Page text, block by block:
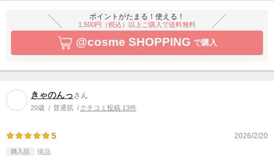
ポイントがたまる！使える！
1,500円（税込）以上ご購入で送料無料
@cosme SHOPPING で購入
きゃのんっさん
20歳 普通肌 クチコミ投稿 13件
5 2026/2/20
購入品 現品